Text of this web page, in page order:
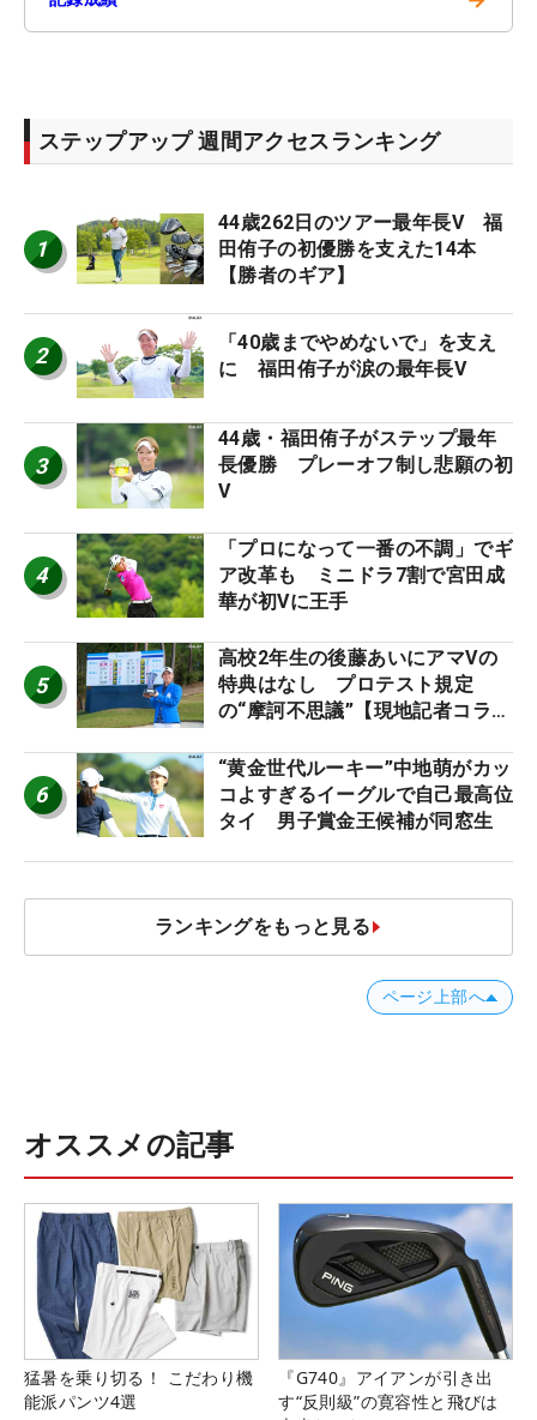
ステップアップ 週間アクセスランキング
1
44歳262日のツアー最年長V 福
田侑子の初優勝を支えた14本
【勝者のギア】
2
「40歳までやめないで」を支え
に 福田侑子が涙の最年長V
3
44歳・福田侑子がステップ最年
長優勝 プレーオフ制し悲願の初
V
4
「プロになって一番の不調」でギ
ア改革も ミニドラ7割で宮田成
華が初Vに王手
5
高校2年生の後藤あいにアマVの
特典はなし プロテスト規定
の“摩訶不思議”【現地記者コラ
6
“黄金世代ルーキー”中地萌がカッ
コよすぎるイーグルで自己最高位
タイ 男子賞金王候補が同窓生
ランキングをもっと見る
ページ上部へ
オススメの記事
猛暑を乗り切る！ こだわり機
能派パンツ4選
『G740』アイアンが引き出
す“反則級”の寛容性と飛びは